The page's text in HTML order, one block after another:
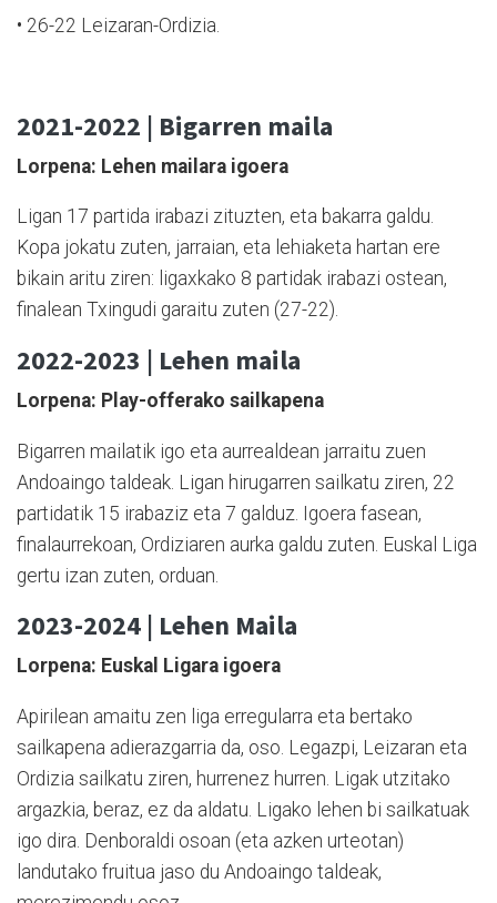
• 26-22 Leizaran-Ordizia.
2021-2022 | Bigarren maila
Lorpena: Lehen mailara igoera
Ligan 17 partida irabazi zituzten, eta bakarra galdu.
Kopa jokatu zuten, jarraian, eta lehiaketa hartan ere
bikain aritu ziren: ligaxkako 8 partidak irabazi ostean,
finalean Txingudi garaitu zuten (27-22).
2022-2023 | Lehen maila
Lorpena: Play-offerako sailkapena
Bigarren mailatik igo eta aurrealdean jarraitu zuen
Andoaingo taldeak. Ligan hirugarren sailkatu ziren, 22
partidatik 15 irabaziz eta 7 galduz. Igoera fasean,
finalaurrekoan, Ordiziaren aurka galdu zuten. Euskal Liga
gertu izan zuten, orduan.
2023-2024 | Lehen Maila
Lorpena: Euskal Ligara igoera
Apirilean amaitu zen liga erregularra eta bertako
sailkapena adierazgarria da, oso. Legazpi, Leizaran eta
Ordizia sailkatu ziren, hurrenez hurren. Ligak utzitako
argazkia, beraz, ez da aldatu. Ligako lehen bi sailkatuak
igo dira. Denboraldi osoan (eta azken urteotan)
landutako fruitua jaso du Andoaingo taldeak,